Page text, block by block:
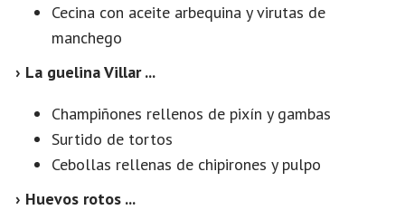
Cecina con aceite arbequina y virutas de
manchego
› La guelina Villar ...
Champiñones rellenos de pixín y gambas
Surtido de tortos
Cebollas rellenas de chipirones y pulpo
› Huevos rotos ...